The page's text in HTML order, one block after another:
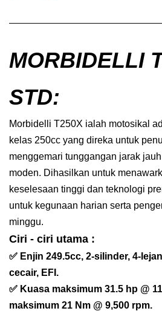
MORBIDELLI
STD:
Morbidelli T250X ialah motosikal
kelas 250cc yang direka untuk
menggemari tunggangan jarak
moden. Dihasilkan untuk
keselesaan tinggi dan teknologi
untuk kegunaan harian serta
minggu.
Ciri - ciri utama :
✅ Enjin 249.5cc, 2-silinder, 4-
cecair, EFI.
✅ Kuasa maksimum 31.5 hp @
maksimum 21 Nm @ 9,500 rpm.